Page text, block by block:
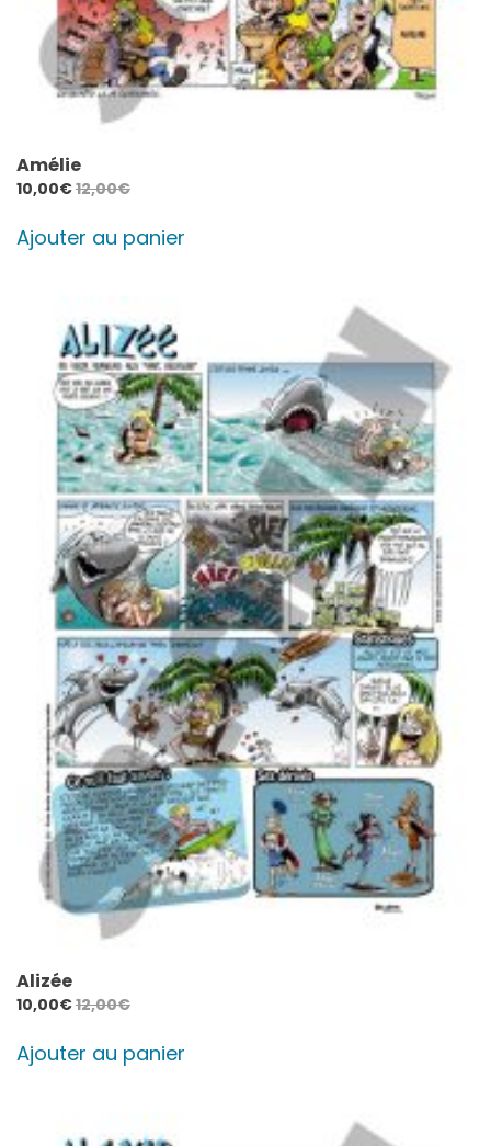
Amélie
10,00€12,00€
Ajouter au panier
Alizée
10,00€12,00€
Ajouter au panier